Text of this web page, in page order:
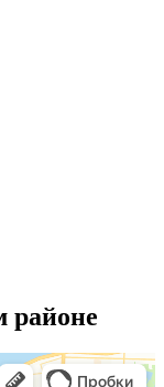
районе